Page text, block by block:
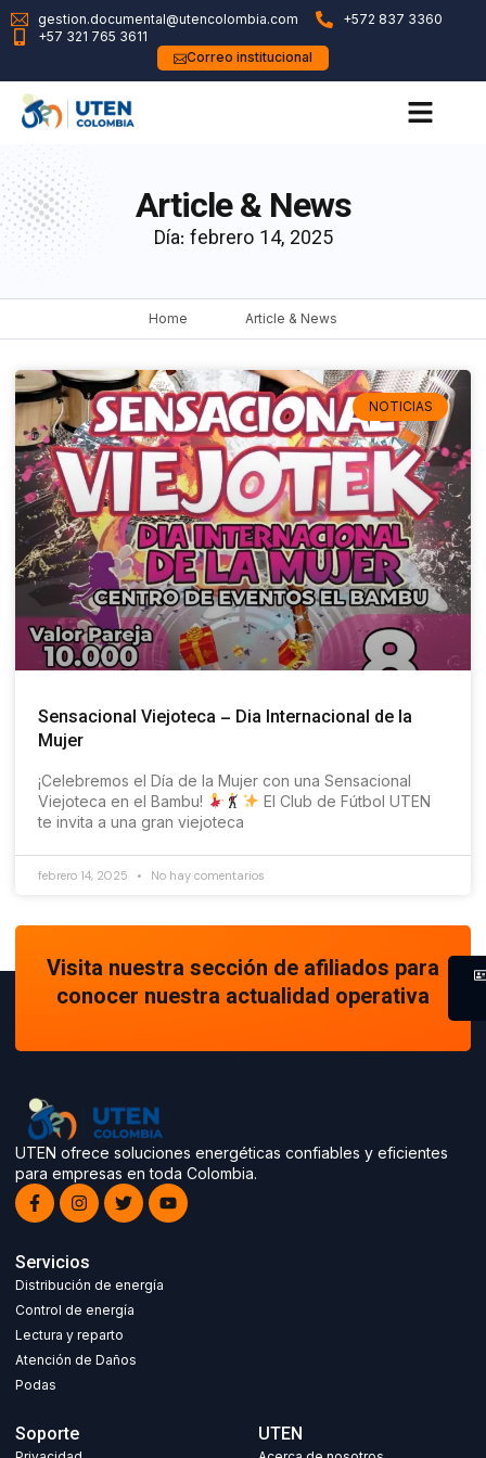
gestion.documental@utencolombia.com
+572 837 3360
+57 321 765 3611
Correo institucional
Article & News
Día: febrero 14, 2025
Home Article & News
NOTICIAS
Sensacional Viejoteca – Dia Internacional de la
Mujer
¡Celebremos el Día de la Mujer con una Sensacional
Viejoteca en el Bambu!
El Club de Fútbol UTEN
te invita a una gran viejoteca
febrero 14, 2025 No hay comentarios
Visita nuestra sección de afiliados para
conocer nuestra actualidad operativa
UTEN ofrece soluciones energéticas confiables y eficientes
para empresas en toda Colombia.
Servicios
Distribución de energía
Control de energía
Lectura y reparto
Atención de Daños
Podas
Soporte UTEN